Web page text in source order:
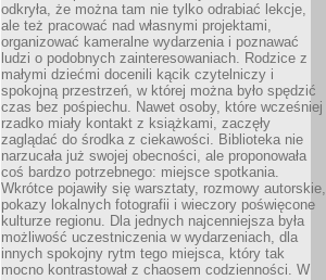
odkryła, że można tam nie tylko odrabiać lekcje,
ale też pracować nad własnymi projektami,
organizować kameralne wydarzenia i poznawać
ludzi o podobnych zainteresowaniach. Rodzice z
małymi dziećmi docenili kącik czytelniczy i
spokojną przestrzeń, w której można było spędzić
czas bez pośpiechu. Nawet osoby, które wcześniej
rzadko miały kontakt z książkami, zaczęły
zaglądać do środka z ciekawości. Biblioteka nie
narzucała już swojej obecności, ale proponowała
coś bardzo potrzebnego: miejsce spotkania.
Wkrótce pojawiły się warsztaty, rozmowy autorskie,
pokazy lokalnych fotografii i wieczory poświęcone
kulturze regionu. Dla jednych najcenniejsza była
możliwość uczestniczenia w wydarzeniach, dla
innych spokojny rytm tego miejsca, który tak
mocno kontrastował z chaosem codzienności. W